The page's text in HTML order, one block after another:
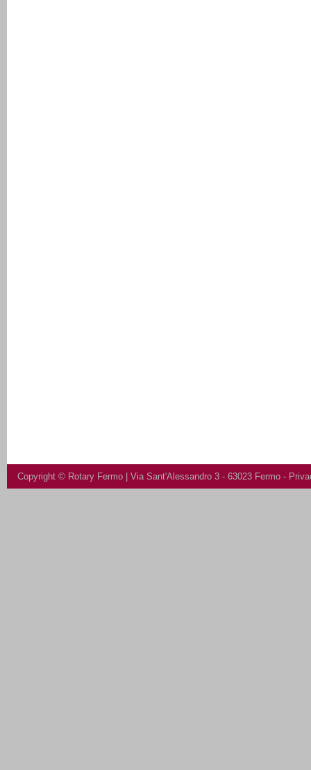
Copyright © Rotary Fermo | Via Sant'Alessandro 3 - 63023 Fermo -